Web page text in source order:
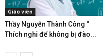
Giáo viên
Thầy Nguyễn Thành Công “
Thích nghi để không bị đào...